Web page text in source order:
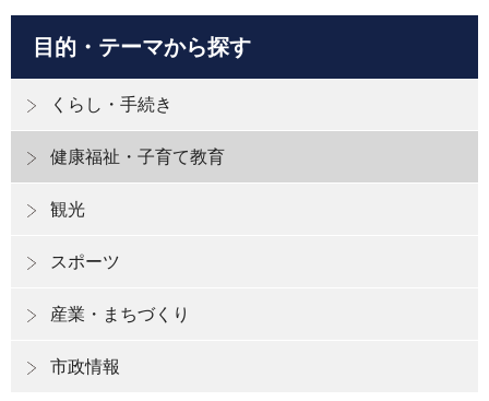
目的・テーマから探す
くらし・手続き
健康福祉・子育て教育
観光
スポーツ
産業・まちづくり
市政情報